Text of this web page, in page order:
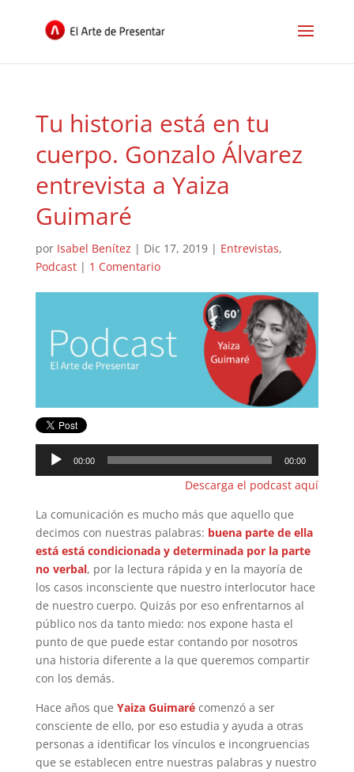
Tu historia está en tu
cuerpo. Gonzalo Álvarez
entrevista a Yaiza
Guimaré
por Isabel Benítez | Dic 17, 2019| Entrevistas,
Podcast| 1 Comentario
Reproductor
00:00 00:00
Descarga el podcast aquí
La comunicación es mucho más que aquello que
decimos con nuestras palabras: buena parte de ella
está está condicionada y determinada por la parte
no verbal, por la lectura rápida y en la mayoría de
los casos inconsciente que nuestro interlocutor hace
de nuestro cuerpo. Quizás por eso enfrentarnos al
público nos da tanto miedo: nos expone hasta el
punto de que puede estar contando por nosotros
una historia diferente a la que queremos compartir
con los demás.
Hace años que Yaiza Guimarécomenzó a ser
consciente de ello, por eso estudia y ayuda a otras
personas a identificar los vínculos e incongruencias
que se establecen entre nuestras palabras y nuestro